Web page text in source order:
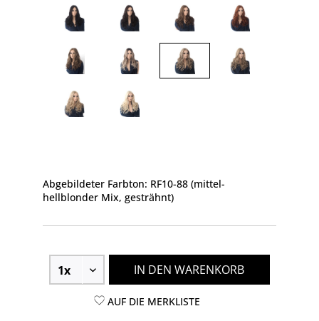
Abgebildeter Farbton: RF10-88 (mittel-
hellblonder Mix, gesträhnt)
IN DEN WARENKORB
AUF DIE MERKLISTE